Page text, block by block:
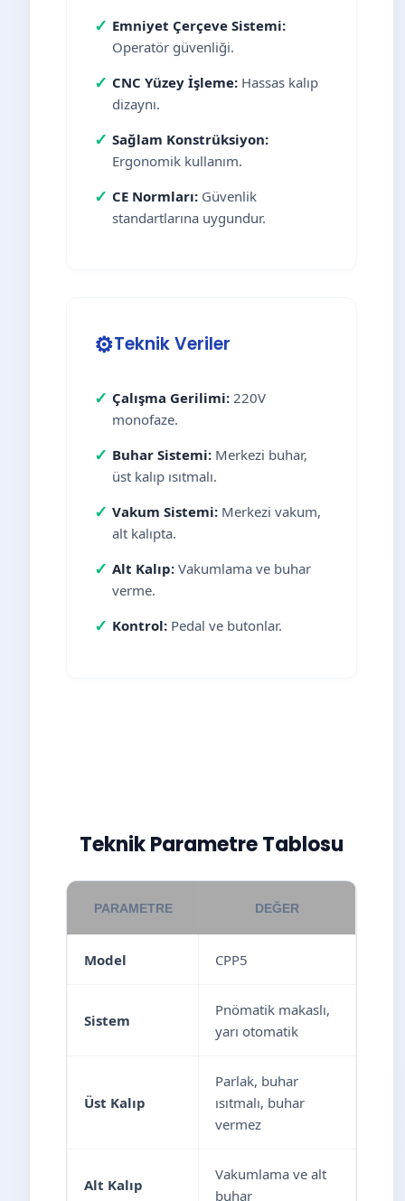
✓ Emniyet Çerçeve Sistemi:
Operatör güvenliği.
✓ CNC Yüzey İşleme: Hassas kalıp
dizaynı.
✓ Sağlam Konstrüksiyon:
Ergonomik kullanım.
✓ CE Normları: Güvenlik
standartlarına uygundur.
⚙️Teknik Veriler
✓ Çalışma Gerilimi: 220V
monofaze.
✓ Buhar Sistemi: Merkezi buhar,
üst kalıp ısıtmalı.
✓ Vakum Sistemi: Merkezi vakum,
alt kalıpta.
✓ Alt Kalıp: Vakumlama ve buhar
verme.
✓ Kontrol: Pedal ve butonlar.
Teknik Parametre Tablosu
PARAMETRE DEĞER
Model CPP5
Sistem
Pnömatik makaslı,
yarı otomatik
Üst Kalıp
Parlak, buhar
ısıtmalı, buhar
vermez
Alt Kalıp
Vakumlama ve alt
buhar